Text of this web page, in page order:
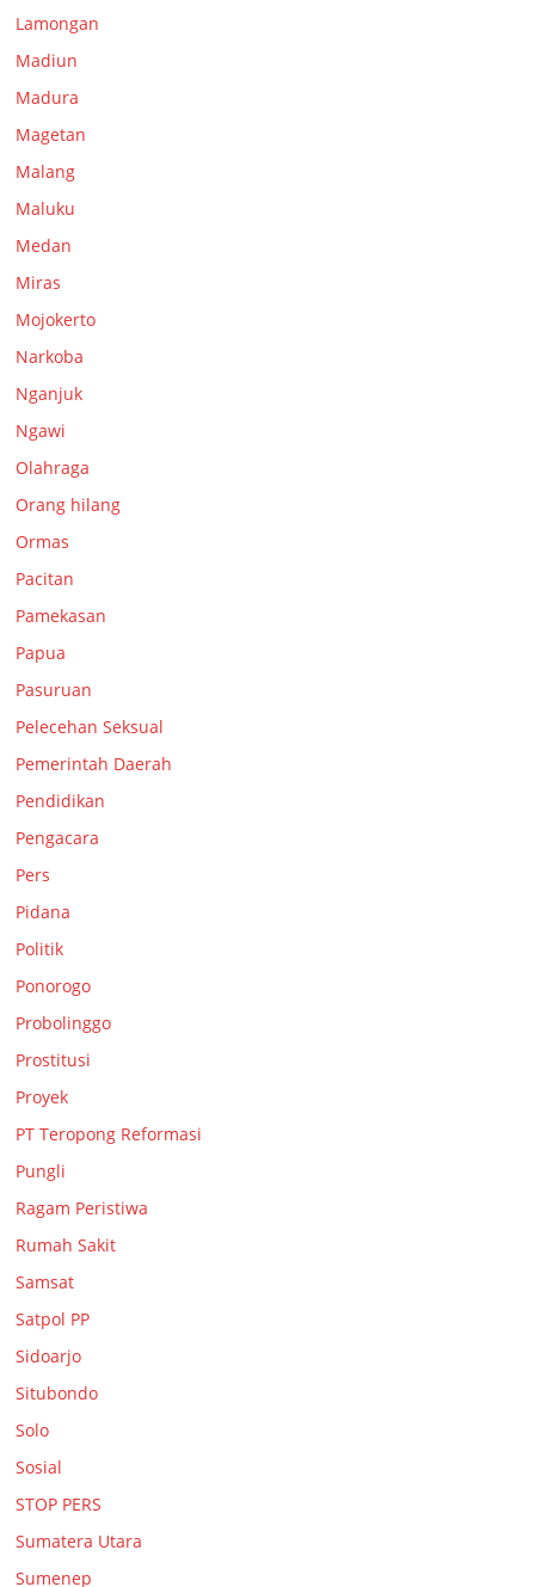
Lamongan
Madiun
Madura
Magetan
Malang
Maluku
Medan
Miras
Mojokerto
Narkoba
Nganjuk
Ngawi
Olahraga
Orang hilang
Ormas
Pacitan
Pamekasan
Papua
Pasuruan
Pelecehan Seksual
Pemerintah Daerah
Pendidikan
Pengacara
Pers
Pidana
Politik
Ponorogo
Probolinggo
Prostitusi
Proyek
PT Teropong Reformasi
Pungli
Ragam Peristiwa
Rumah Sakit
Samsat
Satpol PP
Sidoarjo
Situbondo
Solo
Sosial
STOP PERS
Sumatera Utara
Sumenep